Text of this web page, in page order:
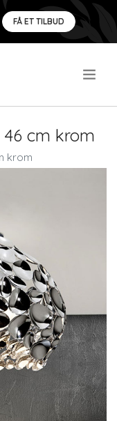
FÅ ET TILBUD
cm krom
krom